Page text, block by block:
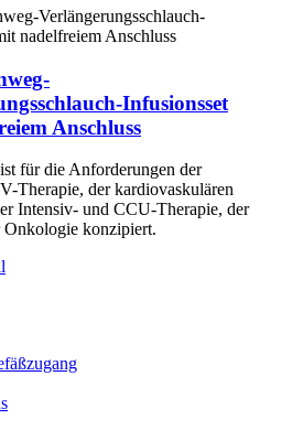
Infusionsset
Anschluss
für die Anforderungen der
Therapie, der kardiovaskulären
Intensiv- und CCU-Therapie, der
Onkologie konzipiert.